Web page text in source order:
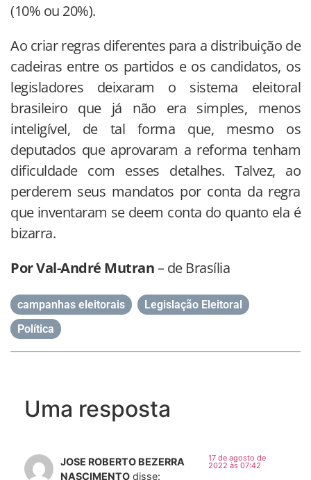
(10% ou 20%).
Ao criar regras diferentes para a distribuição de
cadeiras entre os partidos e os candidatos, os
legisladores deixaram o sistema eleitoral
brasileiro que já não era simples, menos
inteligível, de tal forma que, mesmo os
deputados que aprovaram a reforma tenham
dificuldade com esses detalhes. Talvez, ao
perderem seus mandatos por conta da regra
que inventaram se deem conta do quanto ela é
bizarra.
Por Val-André Mutran– de Brasília
campanhas eleitorais Legislação Eleitoral
Política
Uma resposta
JOSE ROBERTO BEZERRA
NASCIMENTO disse:
17 de agosto de
2022 às 07:42